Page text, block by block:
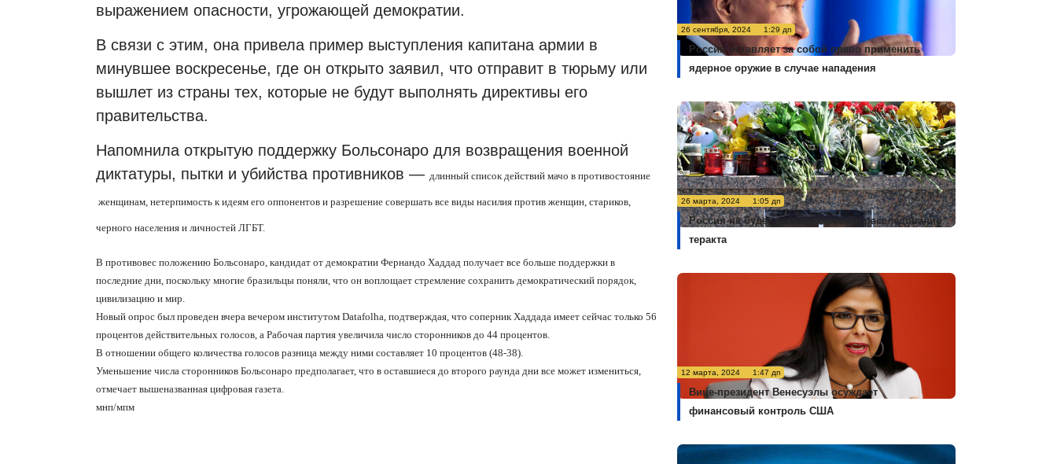
выражением опасности, угрожающей демократии.
В связи с этим, она привела пример выступления капитана армии в
минувшее воскресенье, где он открыто заявил, что отправит в тюрьму или
вышлет из страны тех, которые не будут выполнять директивы его
правительства.
Напомнила открытую поддержку Больсонаро для возвращения военной
диктатуры, пытки и убийства противников — длинный список действий мачо в противостояние
женщинам, нетерпимость к идеям его оппонентов и разрешение совершать все виды насилия против женщин, стариков,
черного населения и личностей ЛГБТ.
В противовес положению Больсонаро, кандидат от демократии Фернандо Хаддад получает все больше поддержки в
последние дни, поскольку многие бразильцы поняли, что он воплощает стремление сохранить демократический порядок,
цивилизацию и мир.
Новый опрос был проведен вчера вечером институтом Datafolha, подтверждая, что соперник Хаддада имеет сейчас только 56
процентов действительных голосов, а Рабочая партия увеличила число сторонников до 44 процентов.
В отношении общего количества голосов разница между ними составляет 10 процентов (48-38).
Уменьшение числа сторонников Больсонаро предполагает, что в оставшиеся до второго раунда дни все может измениться,
отмечает вышеназванная цифровая газета.
мнп/мпм
26 сентября, 2024 1:29 дп
Россия оставляет за собой право применить
ядерное оружие в случае нападения
26 марта, 2024 1:05 дп
Россия не будет комментировать расследование
теракта
12 марта, 2024 1:47 дп
Вице-президент Венесуэлы осуждает
финансовый контроль США